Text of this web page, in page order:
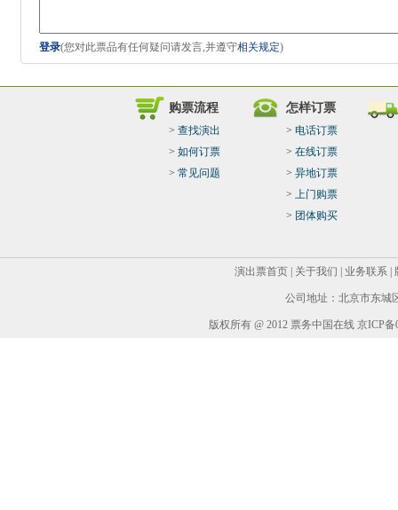
登录(您对此票品有任何疑问请发言,并遵守相关规定)
购票流程
> 查找演出
> 如何订票
> 常见问题
怎样订票
> 电话订票
> 在线订票
> 异地订票
> 上门购票
> 团体购买
演出票首页 关于我们 业务联系
公司地址：北京市东城
版权所有 @ 2012 票务中国在线 京ICP